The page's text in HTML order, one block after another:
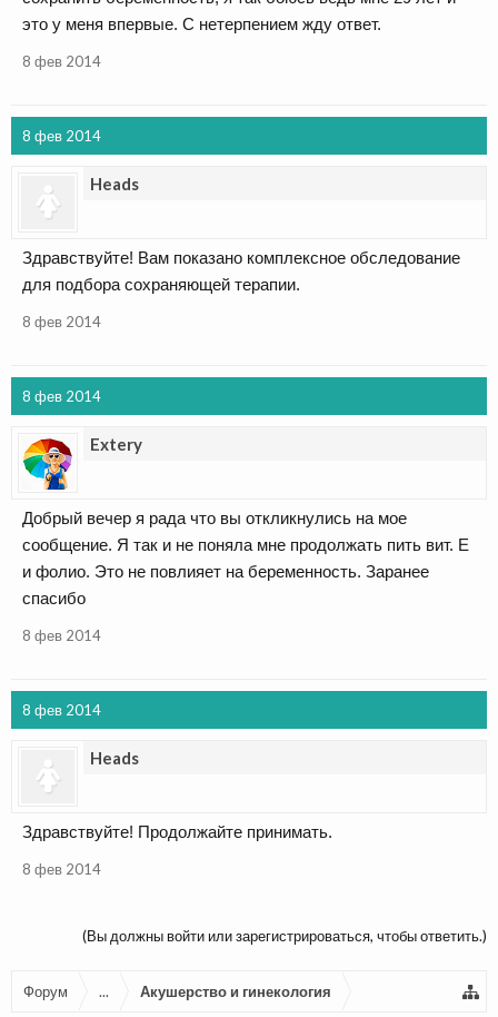
это у меня впервые. С нетерпением жду ответ.
8 фев 2014
8 фев 2014
Heads
Здравствуйте! Вам показано комплексное обследование
для подбора сохраняющей терапии.
8 фев 2014
8 фев 2014
Extery
Добрый вечер я рада что вы откликнулись на мое
сообщение. Я так и не поняла мне продолжать пить вит. Е
и фолио. Это не повлияет на беременность. Заранее
спасибо
8 фев 2014
8 фев 2014
Heads
Здравствуйте! Продолжайте принимать.
8 фев 2014
(Вы должны войти или зарегистрироваться, чтобы ответить.)
Форум ... Акушерство и гинекология